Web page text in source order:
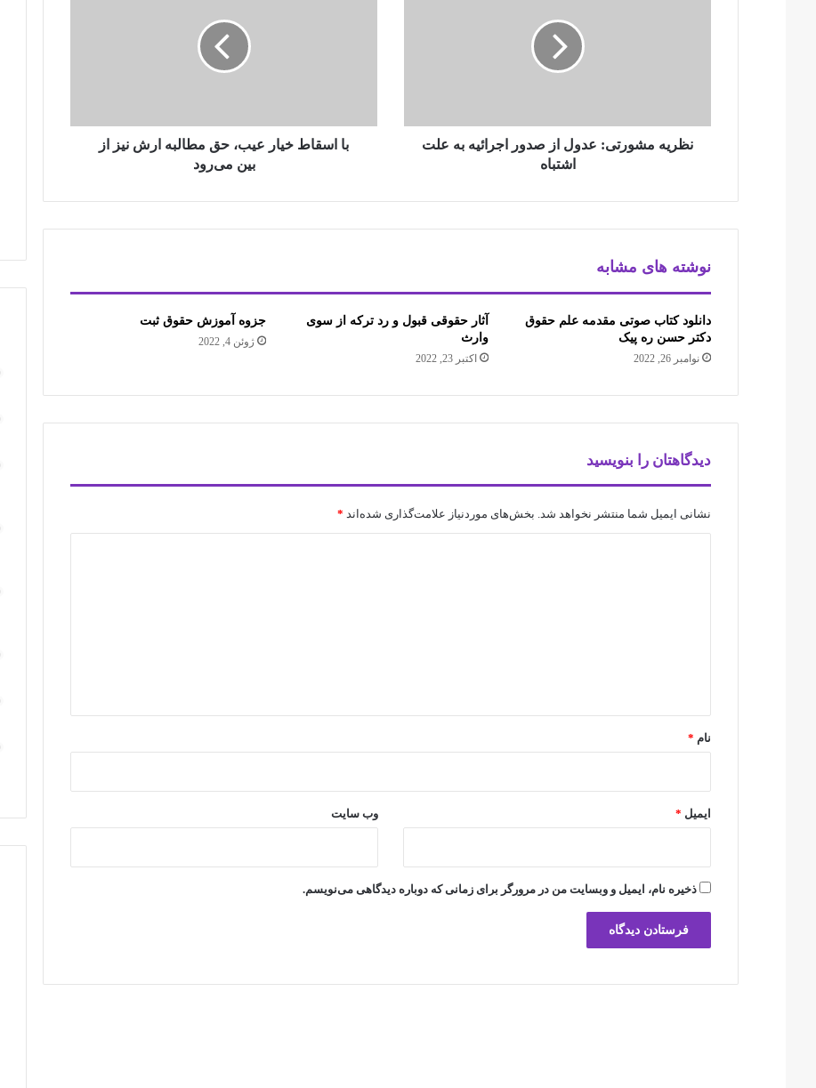
اشتباه
نظریه مشورتی: عدول از صدور اجرائیه به علت
اشتباه
از
با اسقاط خیار عیب، حق مطالبه ارش نیز از
بین می‌رود
نوشته های مشابه
دانلود کتاب صوتی مقدمه علم حقوق
دکتر حسن ره پیک
نوامبر 26, 2022
آثار حقوقی قبول و رد ترکه از سوی
وارث
اکتبر 23, 2022
جزوه آموزش حقوق ثبت
ژوئن 4, 2022
دیدگاهتان را بنویسید
نشانی ایمیل شما منتشر نخواهد شد. بخش‌های موردنیاز علامت‌گذاری شده‌اند *
نام *
ایمیل * وب‌ سایت
ذخیره نام، ایمیل و وبسایت من در مرورگر برای زمانی که دوباره دیدگاهی می‌نویسم.